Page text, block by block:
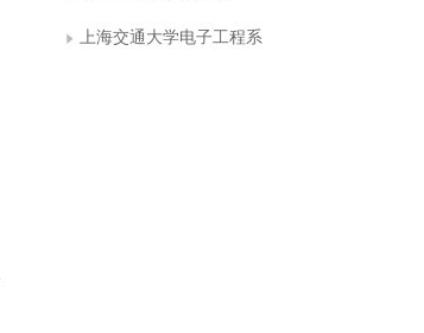
上海交通大学电子工程系